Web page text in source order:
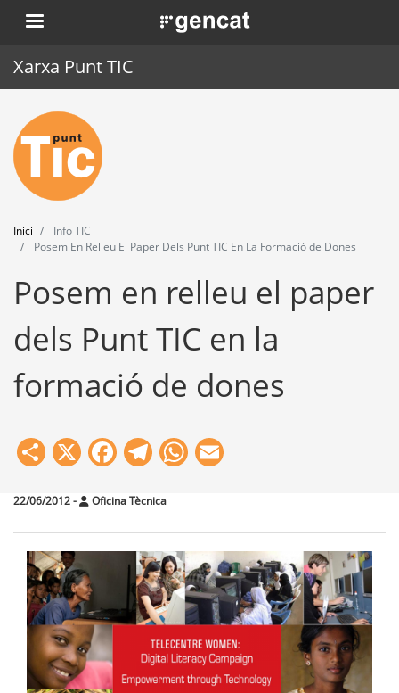
Vés
al
. Obre en una nova finestra.
Xarxa Punt TIC
Inici
Punt TIC
Actualitat
Agenda
Formació
Eines
Inici
Info TIC
Posem En Relleu El Paper Dels Punt TIC En La Formació de Dones
Posem en relleu el paper
dels Punt TIC en la
formació de dones
Share
X Facebook
Telegram
WhatsApp
22/06/2012- Oficina Tècnica